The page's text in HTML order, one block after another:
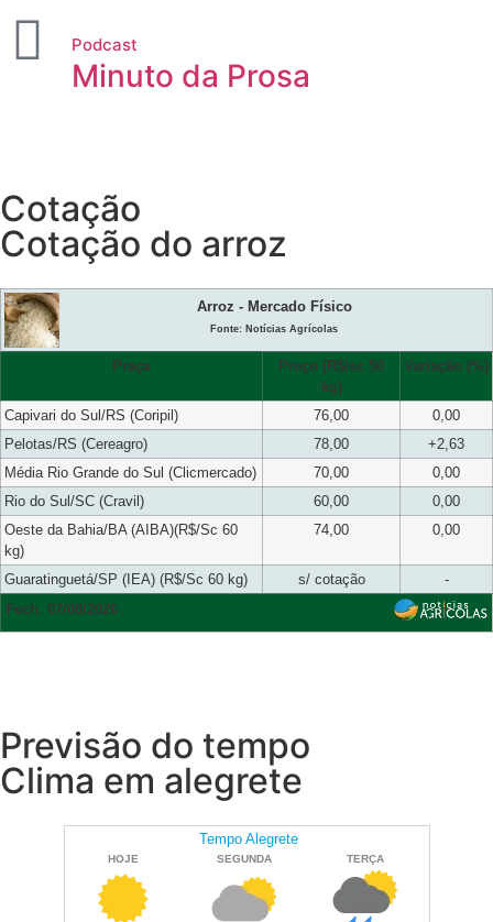
Podcast
Minuto da Prosa
Cotação
Cotação do arroz
Arroz - Mercado Físico
Fonte: Notícias Agrícolas
Praça
Preço (R$/sc 50
kg)
Variação (%)
Capivari do Sul/RS (Coripil) 76,00
0,00
Pelotas/RS (Cereagro)
78,00
+2,63
Média Rio Grande do Sul (Clicmercado)
70,00
0,00
Rio do Sul/SC (Cravil)
60,00
0,00
Oeste da Bahia/BA (AIBA)(R$/Sc 60
kg)
74,00 0,00
Guaratinguetá/SP (IEA) (R$/Sc 60 kg) s/ cotação
-
Fech. 07/08/2026
Previsão do tempo
Clima em alegrete